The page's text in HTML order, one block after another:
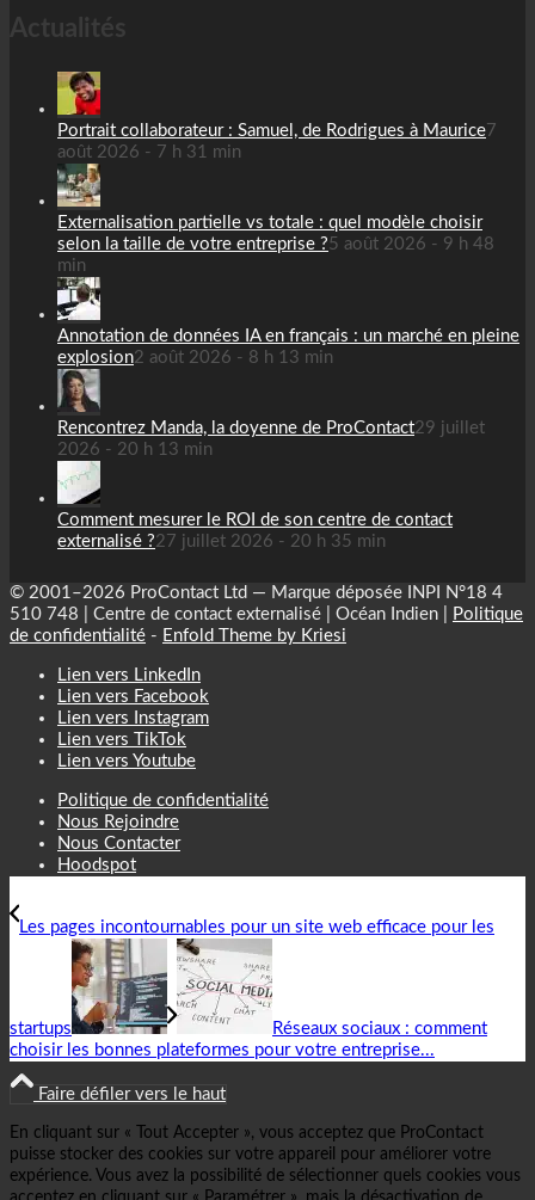
Actualités
Portrait collaborateur : Samuel, de Rodrigues à Maurice7
août 2026 - 7 h 31 min
Externalisation partielle vs totale : quel modèle choisir
selon la taille de votre entreprise ?5 août 2026 - 9 h 48
min
Annotation de données IA en français : un marché en pleine
explosion2 août 2026 - 8 h 13 min
Rencontrez Manda, la doyenne de ProContact29 juillet
2026 - 20 h 13 min
Comment mesurer le ROI de son centre de contact
externalisé ?27 juillet 2026 - 20 h 35 min
© 2001–2026 ProContact Ltd — Marque déposée INPI N°18 4
510 748 | Centre de contact externalisé | Océan Indien |
Politique
de confidentialité - Enfold Theme by Kriesi
Lien vers LinkedIn
Lien vers Facebook
Lien vers Instagram
Lien vers TikTok
Lien vers Youtube
Politique de confidentialité
Nous Rejoindre
Nous Contacter
Hoodspot
Les pages incontournables pour un site web efficace pour les
startups
Réseaux sociaux : comment
choisir les bonnes plateformes pour votre entreprise...
Faire défiler vers le haut
En cliquant sur « Tout Accepter », vous acceptez que ProContact
puisse stocker des cookies sur votre appareil pour améliorer votre
expérience. Vous avez la possibilité de sélectionner quels cookies vous